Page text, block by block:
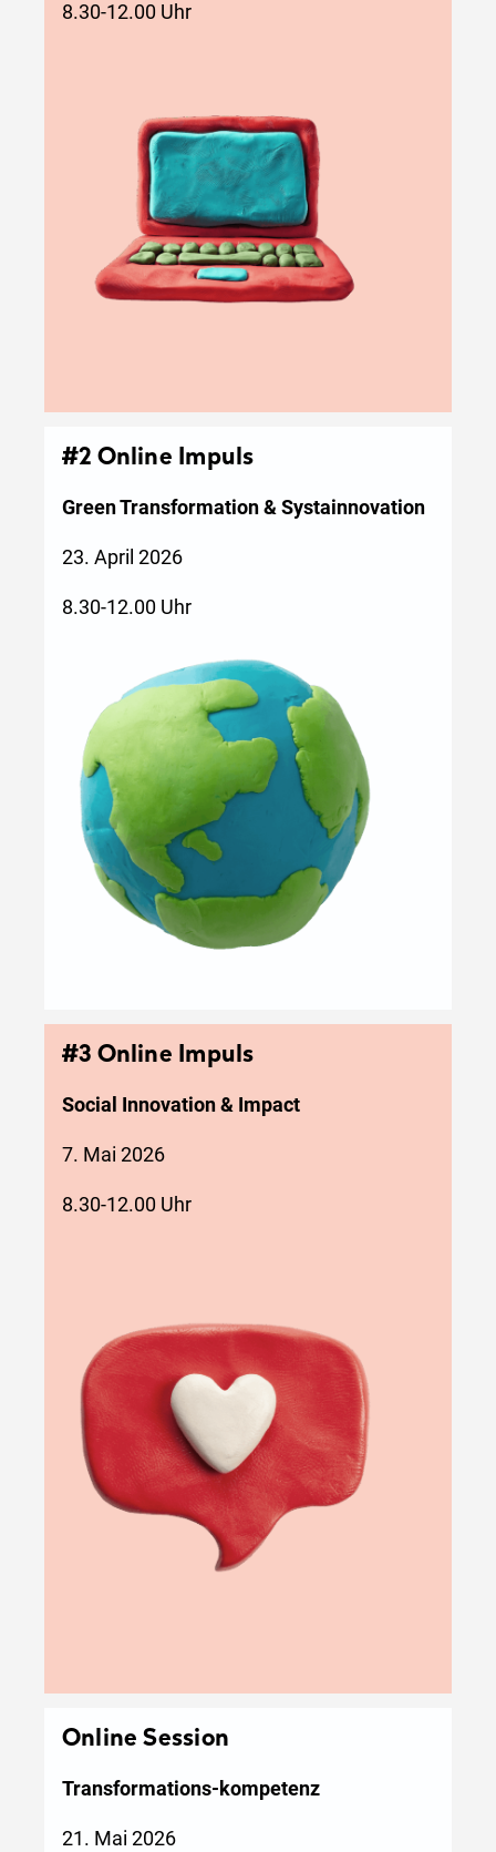
8.30-12.00 Uhr
#2 Online Impuls
Green Transformation & Systainnovation
23. April 2026
8.30-12.00 Uhr
#3 Online Impuls
Social Innovation & Impact
7. Mai 2026
8.30-12.00 Uhr
Online Session
Transformations-kompetenz
21. Mai 2026